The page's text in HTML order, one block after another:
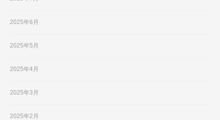
2025年6月
2025年5月
2025年4月
2025年3月
2025年2月